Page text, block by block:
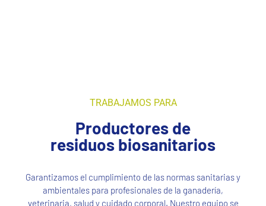
TRABAJAMOS PARA
Productores de
residuos biosanitarios
Garantizamos el cumplimiento de las normas sanitarias y
ambientales para profesionales de la ganadería,
veterinaria, salud y cuidado corporal. Nuestro equipo se